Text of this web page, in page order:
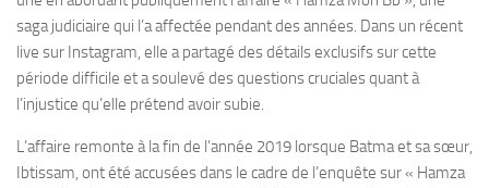
saga judiciaire qui l’a affectée pendant des années. Dans un récent
live sur Instagram, elle a partagé des détails exclusifs sur cette
période difficile et a soulevé des questions cruciales quant à
l’injustice qu’elle prétend avoir subie.
L’affaire remonte à la fin de l’année 2019 lorsque Batma et sa sœur,
Ibtissam, ont été accusées dans le cadre de l’enquête sur « Hamza